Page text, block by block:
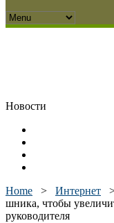
Новости
Home > Интернет
шника, чтобы
руководителя